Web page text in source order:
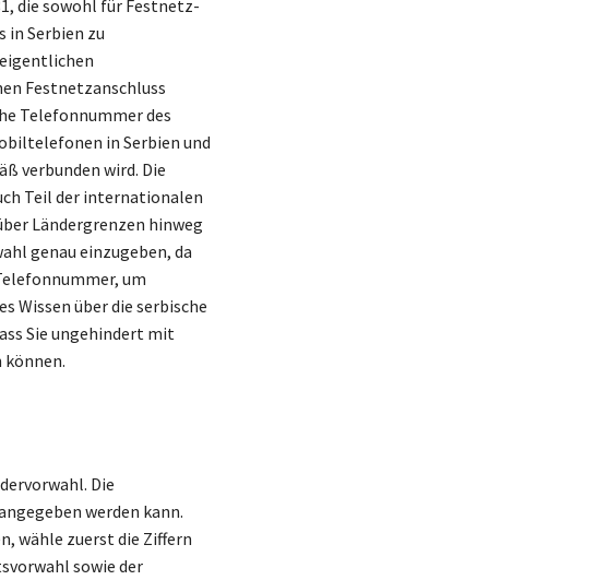
die sowohl für Festnetz-
Serbien zu
Festnetzanschluss
Telefonnummer des
in Serbien und
verbunden wird. Die
Teil der internationalen
Ländergrenzen hinweg
genau einzugeben, da
um
Wissen über die serbische
Sie ungehindert mit
Die
werden kann.
wähle zuerst die Ziffern
sowie der